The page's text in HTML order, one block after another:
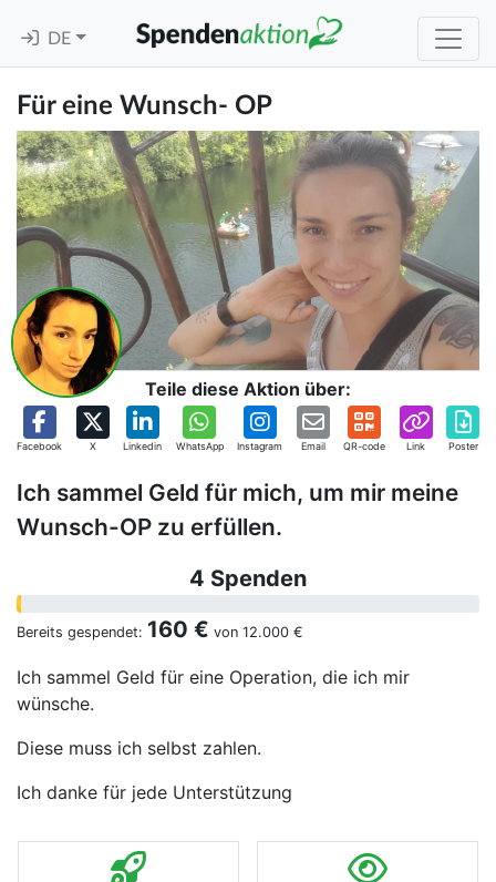
DE
Für eine Wunsch- OP
Teile diese Aktion über:
Facebook X Linkedin WhatsApp Instagram Email QR-code Link Poster
Ich sammel Geld für mich, um mir meine
Wunsch-OP zu erfüllen.
4 Spenden
Bereits gespendet: 160 € von 12.000 €
Ich sammel Geld für eine Operation, die ich mir
wünsche.
Diese muss ich selbst zahlen.
Ich danke für jede Unterstützung